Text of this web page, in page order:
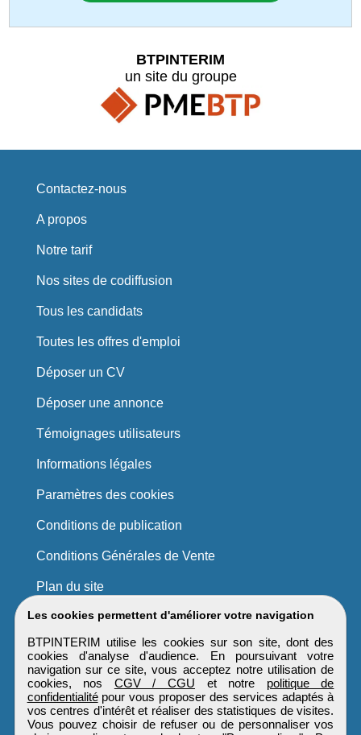
Les cookies permettent d'améliorer votre navigation
BTPINTERIM utilise les cookies sur son site, dont des
cookies d'analyse d'audience. En poursuivant votre
navigation sur ce site, vous acceptez notre utilisation de
cookies, nos CGV / CGU et notre politique de
confidentialitépour vous proposer des services adaptés à
vos centres d'intérêt et réaliser des statistiques de visites.
Vous pouvez choisir de refuser ou de personnaliser vos
BTPINTERIM
un site du groupe
Contactez-nous
A propos
Notre tarif
Nos sites de codiffusion
Tous les candidats
Toutes les offres d'emploi
Déposer un CV
Déposer une annonce
Témoignages utilisateurs
Informations légales
Paramètres des cookies
Conditions de publication
Conditions Générales de Vente
Plan du site